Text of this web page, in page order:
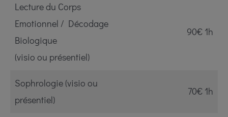
Lecture du Corps
Emotionnel / Décodage
Biologique
(visio ou présentiel)
90€ 1h
Sophrologie (visio ou
présentiel)
70€ 1h